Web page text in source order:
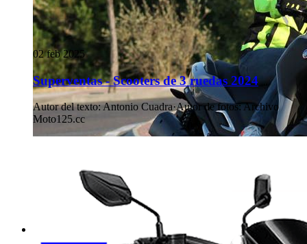
02 feb 2025
Superventas - Scooters de 3 ruedas 2024
Autor del texto:Antonio Cuadra·Autor de fotos:Archivo
Moto125.cc